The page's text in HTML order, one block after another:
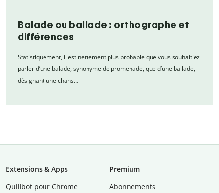
Balade ou ballade : orthographe et
différences
Statistiquement, il est nettement plus probable que vous souhaitiez
parler d’une balade, synonyme de promenade, que d’une ballade,
désignant une chans…
Extensions & Apps
Quillbot pour Chrome
Premium
Abonnements